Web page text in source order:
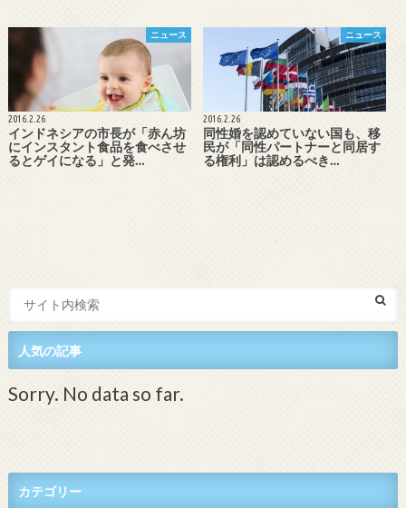
ニュース
2016.2.26
インドネシアの市長が「赤ん坊
にインスタント食品を食べさせ
るとゲイになる」と発…
ニュース
2016.2.26
同性婚を認めていない国も、移
民が「同性パートナーと同居す
る権利」は認めるべき…
人気の記事
Sorry. No data so far.
カテゴリー